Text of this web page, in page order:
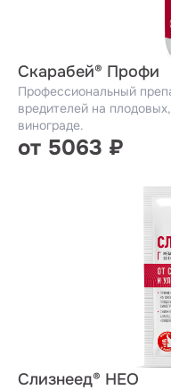
Скарабей® Профи
Профессиональный
вредителей на
винограде.
от 5063 ₽
Слизнеед® НЕО